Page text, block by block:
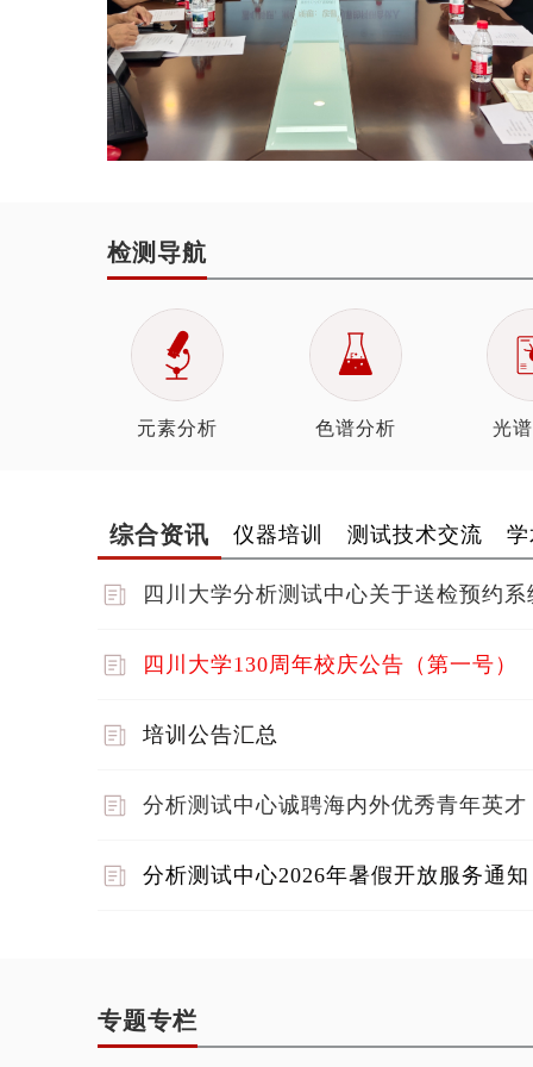
检测导航
元素分析 色谱分析 光
综合资讯 仪器培训 测试技术交流
四川大学分析测试中心关于送检预约
四川大学130周年校庆公告（第一号）
培训公告汇总
分析测试中心诚聘海内外优秀青年英才
分析测试中心2026年暑假开放服务通知
专题专栏